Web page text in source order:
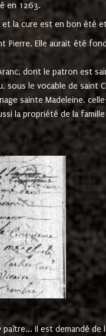
en 1263.
la cure est en bon été
Elle aurait été
dont le patron est
sous le vocable de saint
sainte Madeleine.
la propriété de la
Il est demandé de